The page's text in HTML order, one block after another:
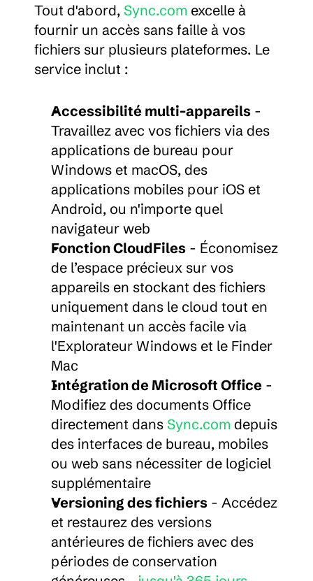
Tout d'abord, Sync.com excelle à
fournir un accès sans faille à vos
fichiers sur plusieurs plateformes. Le
service inclut :
Accessibilité multi-appareils -
Travaillez avec vos fichiers via des
applications de bureau pour
Windows et macOS, des
applications mobiles pour iOS et
Android, ou n'importe quel
navigateur web
Fonction CloudFiles - Économisez
de l’espace précieux sur vos
appareils en stockant des fichiers
uniquement dans le cloud tout en
maintenant un accès facile via
l'Explorateur Windows et le Finder
Mac
Intégration de Microsoft Office -
Modifiez des documents Office
directement dans Sync.com depuis
des interfaces de bureau, mobiles
ou web sans nécessiter de logiciel
supplémentaire
Versioning des fichiers - Accédez
et restaurez des versions
antérieures de fichiers avec des
périodes de conservation